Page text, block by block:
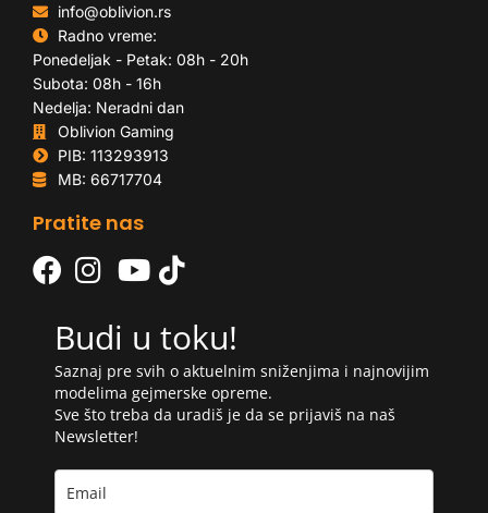
info@oblivion.rs
Radno vreme:
Ponedeljak - Petak: 08h - 20h
Subota: 08h - 16h
Nedelja: Neradni dan
Oblivion Gaming
PIB: 113293913
MB: 66717704
Pratite nas
Budi u toku!
Saznaj pre svih o aktuelnim sniženjima i najnovijim
modelima gejmerske opreme.
Sve što treba da uradiš je da se prijaviš na naš
Newsletter!